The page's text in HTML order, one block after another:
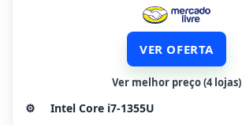
VER OFERTA
Ver melhor preço (4 lojas)
⚙️
Intel Core i7-1355U